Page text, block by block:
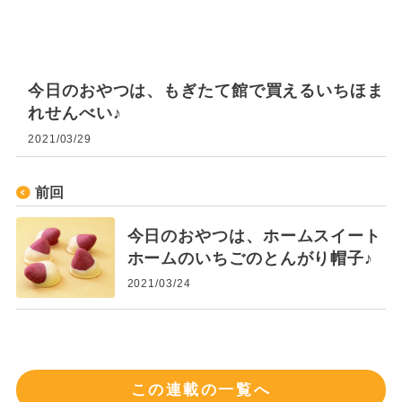
今日のおやつは、もぎたて館で買えるいちほま
れせんべい♪
2021/03/29
前回
今日のおやつは、ホームスイート
ホームのいちごのとんがり帽子♪
2021/03/24
この連載の一覧へ